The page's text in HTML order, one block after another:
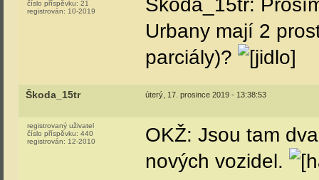
číslo příspěvku: 21
registrován: 10-2019
Škoda_15tr:
Urbany mají 2
parciály)?
Škoda_15tr úterý, 17. prosince 2019 - 13:38:53
registrovaný uživatel
číslo příspěvku: 440
registrován: 12-2010
OKŽ: Jsou tam
nových vozidel.